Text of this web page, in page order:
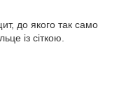
до якого так само
із сіткою.